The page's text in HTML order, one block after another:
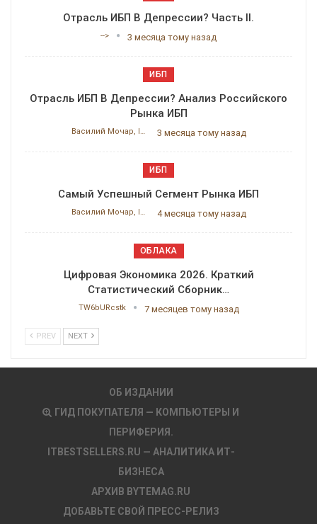
Отрасль ИБП В Депрессии? Часть II.
--> 3 месяца тому назад
ИБП
Отрасль ИБП В Депрессии? Анализ Российского
Рынка ИБП
3 месяца тому назад
ИБП
Самый Успешный Сегмент Рынка ИБП
4 месяца тому назад
ОБЛАКА
Цифровая Экономика 2026. Краткий
Статистический Сборник…
TW6bURcstk 7 месяцев тому назад
PREV NEXT
ОБ ИЗДАНИИ
ГИД ПОКУПАТЕЛЯ — КОМПЬЮТЕРЫ И
ПЕРИФЕРИЯ.
ITBESTSELLERS.RU — АНАЛИТИКА ИТ-
БИЗНЕСА
АРХИВ BYTEMAG.RU
ДОБАВЬТЕ СВОЙ ПРЕСС-РЕЛИЗ